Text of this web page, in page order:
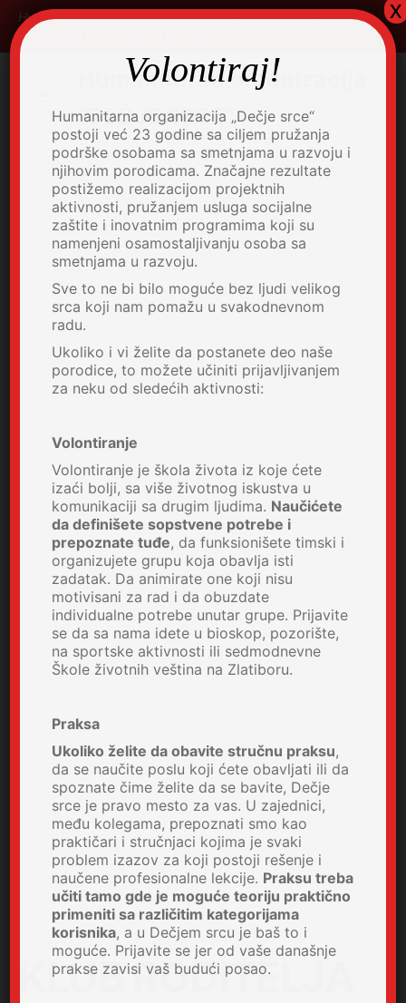
Skip
to
content
Humanitarna organizacija za pružanje podrške osobama sa
smetnjama u mentalnom razvoju.
Humanitarna organizacija
"DEČJE SRCE"
KLUB RODITELJA
Volontiraj!
Humanitarna organizacija „Dečje srce“
postoji već 23 godine sa ciljem pružanja
podrške osobama sa smetnjama u razvoju i
njihovim porodicama. Značajne rezultate
postižemo realizacijom projektnih
aktivnosti, pružanjem usluga socijalne
zaštite i inovatnim programima koji su
namenjeni osamostaljivanju osoba sa
smetnjama u razvoju.
Sve to ne bi bilo moguće bez ljudi velikog
srca koji nam pomažu u svakodnevnom
radu.
Ukoliko i vi želite da postanete deo naše
porodice, to možete učiniti prijavljivanjem
za neku od sledećih aktivnosti:
Volontiranje
Volontiranje je škola života iz koje ćete
izaći bolji, sa više životnog iskustva u
komunikaciji sa drugim ljudima. Naučićete
da definišete sopstvene potrebe i
prepoznate tuđe, da funksionišete timski i
organizujete grupu koja obavlja isti
zadatak. Da animirate one koji nisu
motivisani za rad i da obuzdate
individualne potrebe unutar grupe. Prijavite
se da sa nama idete u bioskop, pozorište,
na sportske aktivnosti ili sedmodnevne
Škole životnih veština na Zlatiboru.
Praksa
Ukoliko želite da obavite stručnu praksu,
da se naučite poslu koji ćete obavljati ili da
spoznate čime želite da se bavite, Dečje
srce je pravo mesto za vas. U zajednici,
među kolegama, prepoznati smo kao
praktičari i stručnjaci kojima je svaki
problem izazov za koji postoji rešenje i
naučene profesionalne lekcije. Praksu treba
učiti tamo gde je moguće teoriju praktično
primeniti sa različitim kategorijama
korisnika, a u Dečjem srcu je baš to i
moguće. Prijavite se jer od vaše današnje
prakse zavisi vaš budući posao.
x